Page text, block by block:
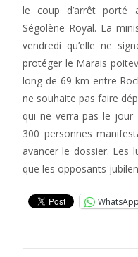
le coup d’arrêt porté
Ségolène Royal. La
vendredi qu’elle ne
protéger le Marais
long de 69 km entre
ne souhaite pas faire
qui ne verra pas le
300 personnes
avancer le dossier. Les
que les opposants
WhatsApp